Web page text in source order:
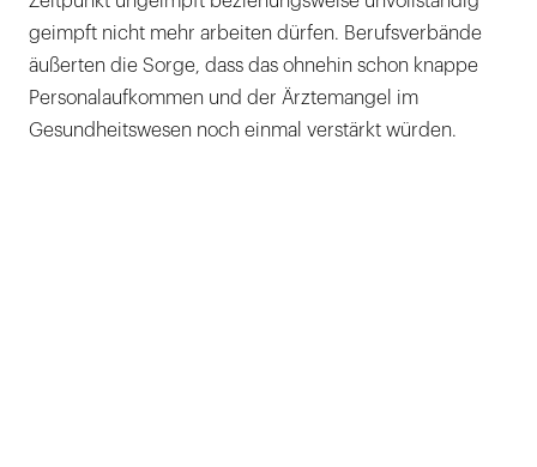
geimpft nicht mehr arbeiten dürfen. Berufsverbände
äußerten die Sorge, dass das ohnehin schon knappe
Personalaufkommen und der Ärztemangel im
Gesundheitswesen noch einmal verstärkt würden.